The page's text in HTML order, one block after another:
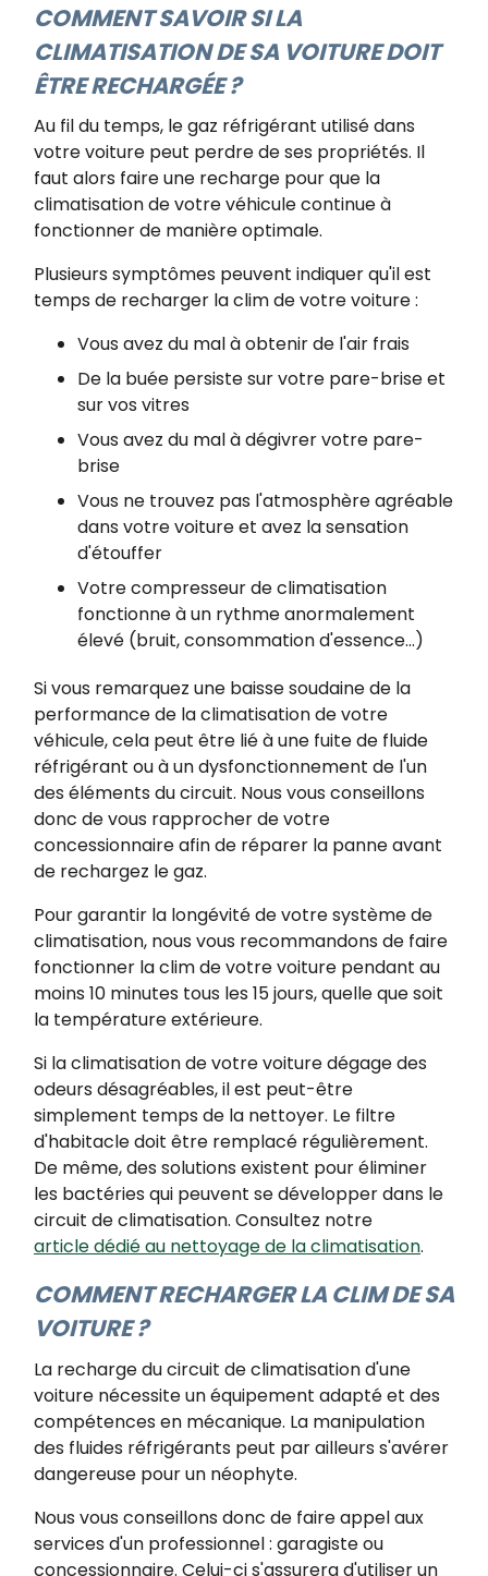
COMMENT SAVOIR SI LA
CLIMATISATION DE SA VOITURE DOIT
ÊTRE RECHARGÉE ?
Au fil du temps, le gaz réfrigérant utilisé dans
votre voiture peut perdre de ses propriétés. Il
faut alors faire une recharge pour que la
climatisation de votre véhicule continue à
fonctionner de manière optimale.
Plusieurs symptômes peuvent indiquer qu'il est
temps de recharger la clim de votre voiture :
Vous avez du mal à obtenir de l'air frais
De la buée persiste sur votre pare-brise et
sur vos vitres
Vous avez du mal à dégivrer votre pare-
brise
Vous ne trouvez pas l'atmosphère agréable
dans votre voiture et avez la sensation
d'étouffer
Votre compresseur de climatisation
fonctionne à un rythme anormalement
élevé (bruit, consommation d'essence...)
Si vous remarquez une baisse soudaine de la
performance de la climatisation de votre
véhicule, cela peut être lié à une fuite de fluide
réfrigérant ou à un dysfonctionnement de l'un
des éléments du circuit. Nous vous conseillons
donc de vous rapprocher de votre
concessionnaire afin de réparer la panne avant
de rechargez le gaz.
Pour garantir la longévité de votre système de
climatisation, nous vous recommandons de faire
fonctionner la clim de votre voiture pendant au
moins 10 minutes tous les 15 jours, quelle que soit
la température extérieure.
Si la climatisation de votre voiture dégage des
odeurs désagréables, il est peut-être
simplement temps de la nettoyer. Le filtre
d'habitacle doit être remplacé régulièrement.
De même, des solutions existent pour éliminer
les bactéries qui peuvent se développer dans le
circuit de climatisation. Consultez notre
article dédié au nettoyage de la climatisation.
COMMENT RECHARGER LA CLIM DE SA
VOITURE ?
La recharge du circuit de climatisation d'une
voiture nécessite un équipement adapté et des
compétences en mécanique. La manipulation
des fluides réfrigérants peut par ailleurs s'avérer
dangereuse pour un néophyte.
Nous vous conseillons donc de faire appel aux
services d'un professionnel : garagiste ou
concessionnaire. Celui-ci s'assurera d'utiliser un